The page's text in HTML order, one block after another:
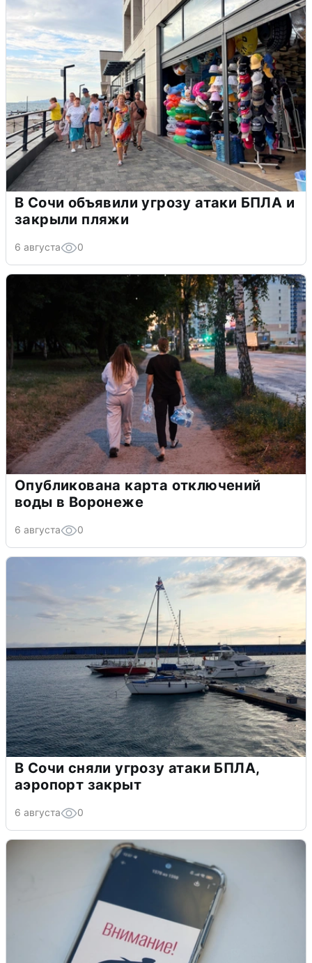
В Сочи объявили угрозу атаки БПЛА и
закрыли пляжи
6 августа 0
Опубликована карта отключений
воды в Воронеже
6 августа 0
В Сочи сняли угрозу атаки БПЛА,
аэропорт закрыт
6 августа 0